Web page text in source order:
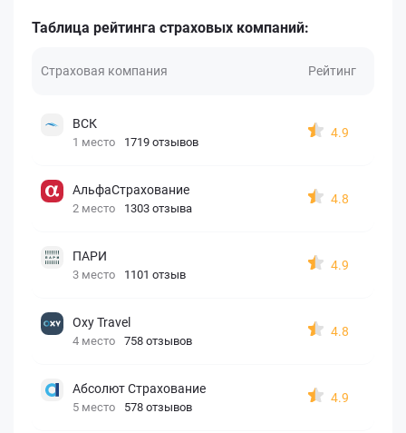
Таблица рейтинга страховых компаний:
Страховая компания Рейтинг
ВСК
1 место 1719 отзывов
4.9
АльфаСтрахование
2 место 1303 отзыва
4.8
ПАРИ
3 место 1101 отзыв
4.9
Oxy Travel
4 место 758 отзывов
4.8
Абсолют Страхование
5 место 578 отзывов
4.9